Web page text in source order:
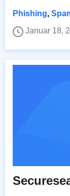
Phishing,
Januar 18,